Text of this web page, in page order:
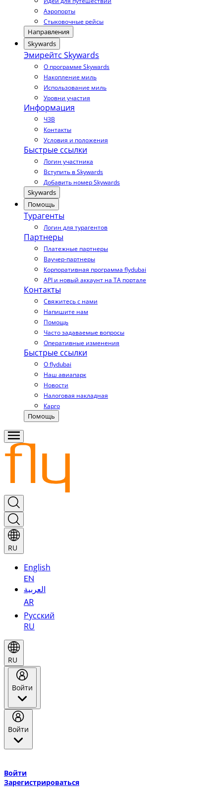
Аэропорты
Стыковочные рейсы
Направления
Skywards
Эмирейтс Skywards
О программе Skywards
Накопление миль
Использование миль
Уровни участия
Информация
ЧЗВ
Контакты
Условия и положения
Быстрые ссылки
Логин участника
Вступить в Skywards
Добавить номер Skywards
Skywards
Помощь
Турагенты
Логин для турагентов
Партнеры
Платежные партнеры
Ваучер-партнеры
Корпоративная программа flydubai
API и новый аккаунт на TA портале
Контакты
Свяжитесь с нами
Напишите нам
Помощь
Часто задаваемые вопросы
Оперативные изменения
Быстрые ссылки
О flydubai
Наш авиапарк
Новости
Налоговая накладная
Карго
Помощь
RU
English
EN
العربية
AR
Русский
RU
RU
Войти
Войти
Войти
Зарегистрироваться